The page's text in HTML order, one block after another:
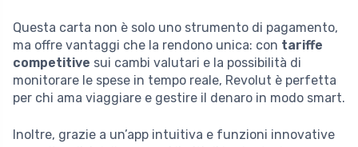
Questa carta non è solo uno strumento di pagamento,
ma offre vantaggi che la rendono unica: con tariffe
competitive sui cambi valutari e la possibilità di
monitorare le spese in tempo reale, Revolut è perfetta
per chi ama viaggiare e gestire il denaro in modo smart.
Inoltre, grazie a un’app intuitiva e funzioni innovative